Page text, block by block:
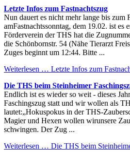
Letzte Infos zum Fastnachtszug
Nun dauert es nicht mehr lange bis zum
amFastnachtssonntag, dem 19.02. ist es
Förderverein der THS hat die
die Schönbornstr. 54 (Nähe Tierarzt
Zuges beginnt um 12:44. Bitte ...
Weiterlesen … Letzte Infos zum
Die THS beim Steinheimer
Endlich ist es wieder so weit - dieses
Faschingszug statt und wir wollen als
lautet:„Hokuspokus in der THS-
Magier und Hexen wollen wirunsere
schwingen. Der Zug ...
Weiterlesen … Die THS beim